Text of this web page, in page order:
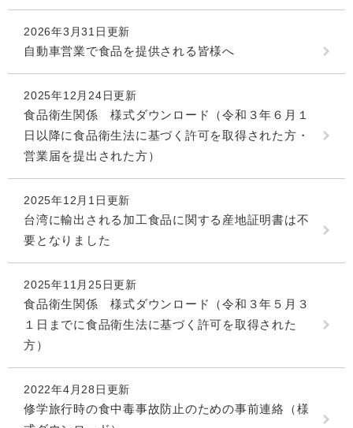
2026年3月31日更新
自動車営業で食品を提供される皆様へ
2025年12月24日更新
食品衛生関係 様式ダウンロード（令和３年６月１
日以降に食品衛生法に基づく許可を取得された方・
営業届を提出された方）
2025年12月1日更新
台湾に輸出される加工食品に関する産地証明書は不
要となりました
2025年11月25日更新
食品衛生関係 様式ダウンロード（令和３年５月３
１日までに食品衛生法に基づく許可を取得された
方）
2022年4月28日更新
修学旅行時の食中毒事故防止のための事前連絡（様